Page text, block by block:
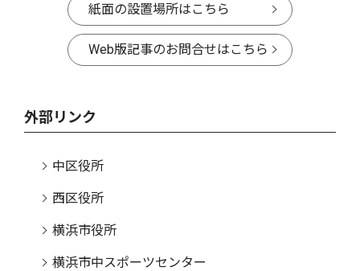
紙面の設置場所はこちら
Web版記事のお問合せはこちら
外部リンク
中区役所
西区役所
横浜市役所
横浜市中スポーツセンター